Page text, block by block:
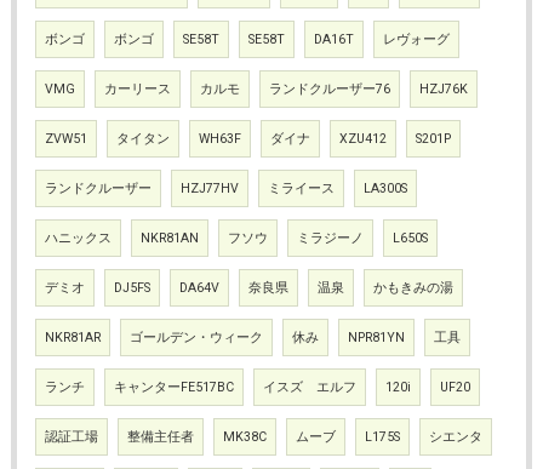
ボンゴ ボンゴ SE58T SE58T DA16T レヴォーグ
VMG カーリース カルモ ランドクルーザー76 HZJ76K
ZVW51 タイタン WH63F ダイナ XZU412 S201P
ランドクルーザー HZJ77HV ミライース LA300S
ハニックス NKR81AN フソウ ミラジーノ L650S
デミオ DJ5FS DA64V 奈良県 温泉 かもきみの湯
NKR81AR ゴールデン・ウィーク 休み NPR81YN 工具
ランチ キャンターFE517BC イスズ エルフ 120i UF20
認証工場 整備主任者 MK38C ムーブ L175S シエンタ